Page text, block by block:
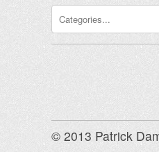
© 2013 Patrick